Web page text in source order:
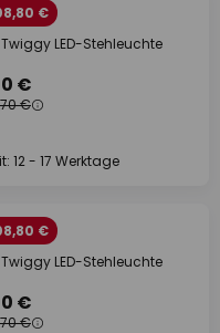
€
LED-Stehleuchte
€
€
12 - 17 Werktage
€
LED-Stehleuchte
€
€